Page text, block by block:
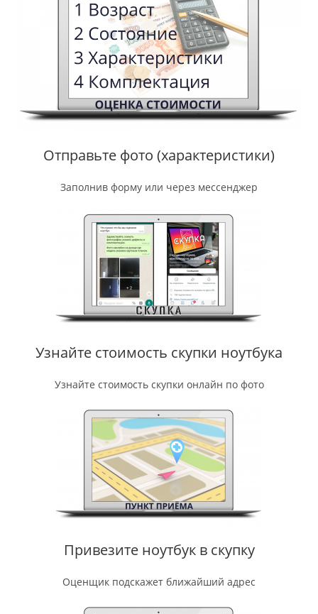
Отправьте фото (характеристики)
Заполнив форму или через мессенджер
Узнайте стоимость скупки ноутбука
Узнайте стоимость скупки онлайн по фото
Привезите ноутбук в скупку
Оценщик подскажет ближайший адрес